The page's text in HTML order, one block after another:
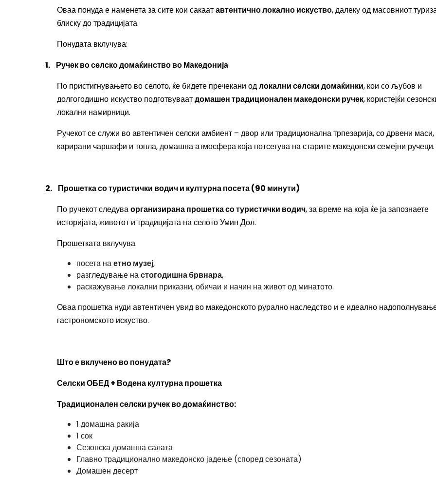
Оваа понуда е наменета за сите кои сакаатавтентично локално искуство, далеку од масовниот
блиску до традицијата.
Понудата вклучува:
1. Ручек во селско домаќинство во Македонија
По пристигнувањето во селото, ќе бидете пречекани одлокални селски домаќинки, кои со љубов и
долгогодишно искуство подготвуваатдомашен традиционален македонски ручек, користејќи
локални намирници.
Ручекот се служи во автентичен селски амбиент – двор или традиционална трпезарија, со дрвени маси,
карирани чаршафи и топла, домашна атмосфера која потсетува на старите македонски семејни ручеци.
2. Прошетка со туристички водич и културна посета (90 минути)
По ручекот следуваорганизирана прошетка со туристички водич, за време на која ќе ја запознаете
историјата, животот и традицијата на селото Умин Дол.
Прошетката вклучува:
посета наетно музеј,
разгледување настогодишна брвнара,
раскажување локални приказни, обичаи и начин на живот од минатото.
Оваа прошетка нуди автентичен увид во македонското рурално наследство и е идеално
гастрономското искуство.
Што е вклучено во понудата?
Селски ОБЕД + Водена културна прошетка
Традиционален селски ручек во домаќинство:
1 домашна ракија
1 сок
Сезонска домашна салата
Главно традиционално македонско јадење (според сезоната)
Домашен десерт